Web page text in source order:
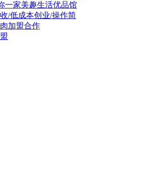
一家美趣生活优品馆
/低成本创业/操作简
加盟合作